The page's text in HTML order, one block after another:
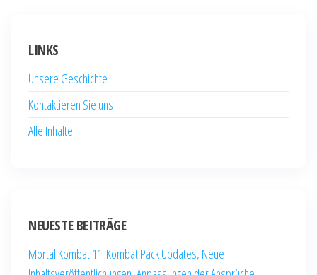
LINKS
Unsere Geschichte
Kontaktieren Sie uns
Alle Inhalte
NEUESTE BEITRÄGE
Mortal Kombat 11: Kombat Pack Updates, Neue